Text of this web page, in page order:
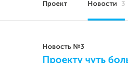
Проект Новости 3
Новость №3
Проекту чуть